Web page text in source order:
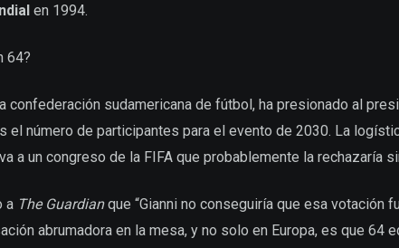
en 1994.
64?
confederación sudamericana de fútbol, ha presionado al
el número de participantes para el evento de 2030. La
a un congreso de la FIFA que probablemente la rechazaría
a The Guardianque “Gianni no conseguiría que esa votación
abrumadora en la mesa, y no solo en Europa, es que 64